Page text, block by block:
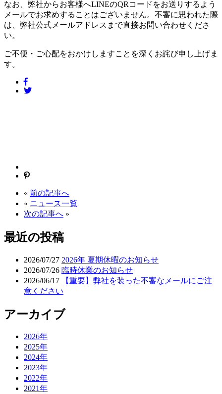
なお、弊社からお客様へLINEのQRコードをお送りするよう
メールでお求めすることはございません。不審に思われた際
は、弊社公式メールアドレスまで直接お問い合わせくださ
い。
ご不便・ご心配をおかけしますことを深くお詫び申し上げま
す。
« 前の記事へ
« ニュース一覧
次の記事へ »
最近の投稿
2026/07/27 2026年 夏期休暇のお知らせ
2026/07/26 臨時休業のお知らせ
2026/06/17
【重要】弊社を装った不審なメールにご注
意ください
アーカイブ
2026年
2025年
2024年
2023年
2022年
2021年